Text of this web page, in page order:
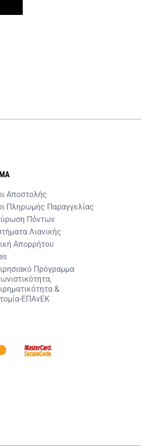
Αποστολής
Πληρωμής Παραγγελίας
Πόντων
Λιανικής
Απορρήτου
Πρόγραμμα
&
ΕΠΑνΕΚ